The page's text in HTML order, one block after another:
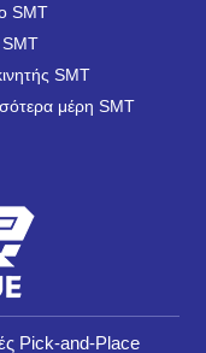
SMT
SMT
μέρη SMT
Pick-and-Place